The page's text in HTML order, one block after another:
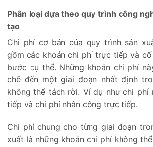
Phân loại dựa theo quy trình công
tạo
Chi phí cơ bản của quy trình sản
gồm các khoản chi phí trực tiếp và
bước cụ thể. Những khoản chi phí
chẽ đến một giai đoạn nhất định
không thể tách rời. Ví dụ như chi phí
tiếp và chi phí nhân công trực tiếp.
Chi phí chung cho từng giai đoạn
xuất là những khoản chi phí không